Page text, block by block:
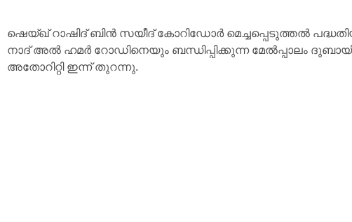
ഷെയ്ഖ് റാഷിദ് ബിൻ സയീദ് കോറിഡോർ മെച്ചപ്പെടുത്തൽ
നാദ് അൽ ഹമർ റോഡിനെയും ബന്ധിപ്പിക്കുന്ന മേൽപ്പാലം
അതോറിറ്റി ഇന്ന് തുറന്നു.